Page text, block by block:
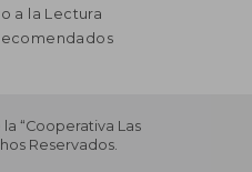
a la Lectura
la “Cooperativa Las
Reservados.